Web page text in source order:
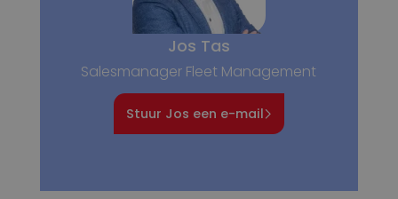
Jos Tas
Salesmanager Fleet Management
Stuur Jos een e-mail